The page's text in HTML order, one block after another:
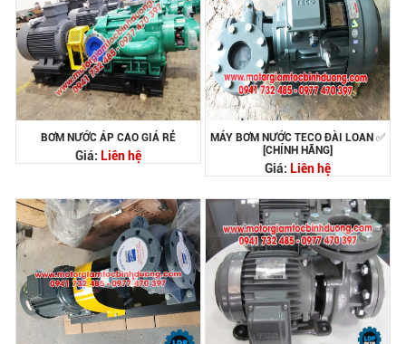
BƠM NƯỚC ÁP CAO GIÁ RẺ
Giá: Liên hệ
MÁY BƠM NƯỚC TECO ĐÀI LOAN ✅
[CHÍNH HÃNG]
Giá: Liên hệ